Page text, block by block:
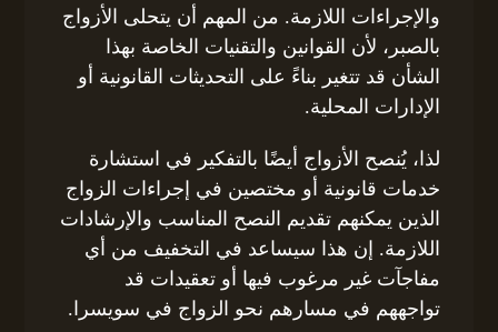
والإجراءات اللازمة. من المهم أن يتحلى الأزواج
بالصبر، لأن القوانين والتقنيات الخاصة بهذا
الشأن قد تتغير بناءً على التحديثات القانونية أو
الإدارات المحلية.
لذا، يُنصح الأزواج أيضًا بالتفكير في استشارة
خدمات قانونية أو مختصين في إجراءات الزواج
الذين يمكنهم تقديم النصح المناسب والإرشادات
اللازمة. إن هذا سيساعد في التخفيف من أي
مفاجآت غير مرغوب فيها أو تعقيدات قد
تواجههم في مسارهم نحو الزواج في سويسرا.